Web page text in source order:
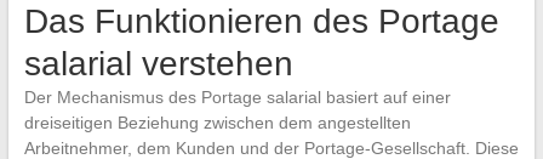
Das Funktionieren des Portage
salarial verstehen
Der Mechanismus des Portage salarial basiert auf einer
dreiseitigen Beziehung zwischen dem angestellten
Arbeitnehmer, dem Kunden und der Portage-Gesellschaft. Diese